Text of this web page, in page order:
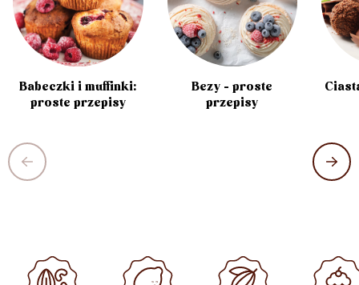
Babeczki i muffinki:
proste przepisy
Bezy - proste
przepisy